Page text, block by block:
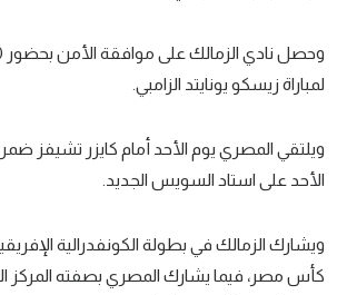
وحصل نادي الزمالك على موافقة الأمن بحضور
لمباراة زيسكو يونايتد الزامبي.
ويلتقي المصري يوم الأحد أمام كايزر تشيفز
الأحد على استاد السويس الجديد.
ويشارك الزمالك في بطولة الكونفدرالية
كأس مصر، فيما يشارك المصري بصفته المركز